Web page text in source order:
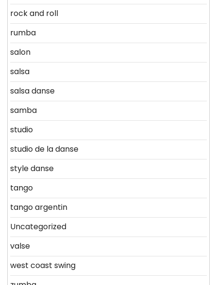
rock and roll
rumba
salon
salsa
salsa danse
samba
studio
studio de la danse
style danse
tango
tango argentin
Uncategorized
valse
west coast swing